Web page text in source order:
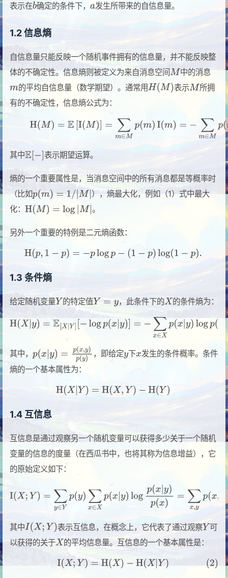
表示在 确定的条件下， 发生所带来的自信息量。
1.2 信息熵
自信息量只能反映一个随机事件拥有的信息量，并不能反映整
体的不确定性。信息熵则被定义为来自消息空间
中的消息
的平均自信息量（数学期望）。通常用
表示
所拥
有的不确定性，信息熵公式为：
其中 表示期望运算。
熵的一个重要属性是，当消息空间中的所有消息都是等概率时
（比如
），熵最大化，例如（1）式中最大
化：
。
另外一个重要的特例是二元熵函数：
1.3 条件熵
给定随机变量 的特定值 ，此条件下的 的条件熵为：
其中， ，即给定 下 发生的条件概率。条件
熵的一个基本属性为：
1.4 互信息
互信息是通过观察另一个随机变量可以获得多少关于一个随机
变量的信息的度量（在西瓜书中，也将其称为信息增益），它
的原始定义如下：
其中 表示互信息，在概念上，它代表了通过观察
可
以获得的关于
的平均信息量。互信息的一个基本属性是：